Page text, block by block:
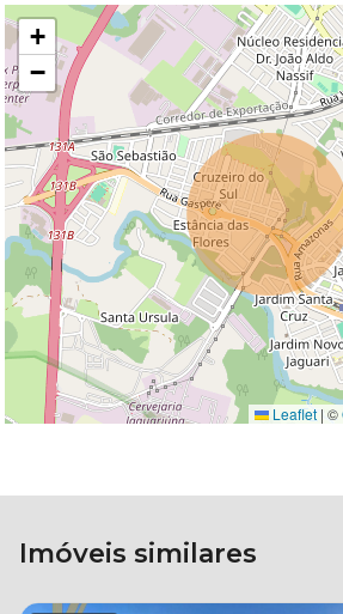
+
−
Leaflet | ©
Imóveis similares